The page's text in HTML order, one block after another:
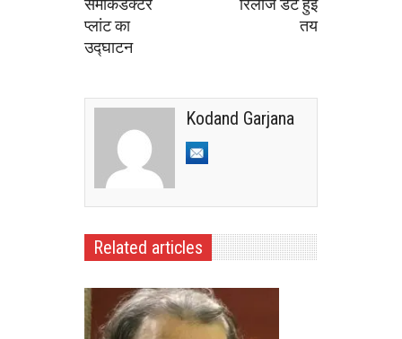
सेमीकंडक्टर
प्लांट का
उद्घाटन
रिलीज डेट हुई
तय
Kodand Garjana
Related articles